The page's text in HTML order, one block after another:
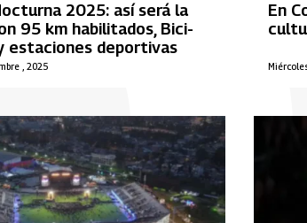
, 2025
2025: así será la
95 km habilitados, Bici-
estaciones deportivas
En